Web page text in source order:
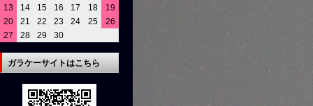
13
14 15 16 17 18
19
20
21 22 23 24 25
26
27
28 29 30
ガラケーサイトはこちら